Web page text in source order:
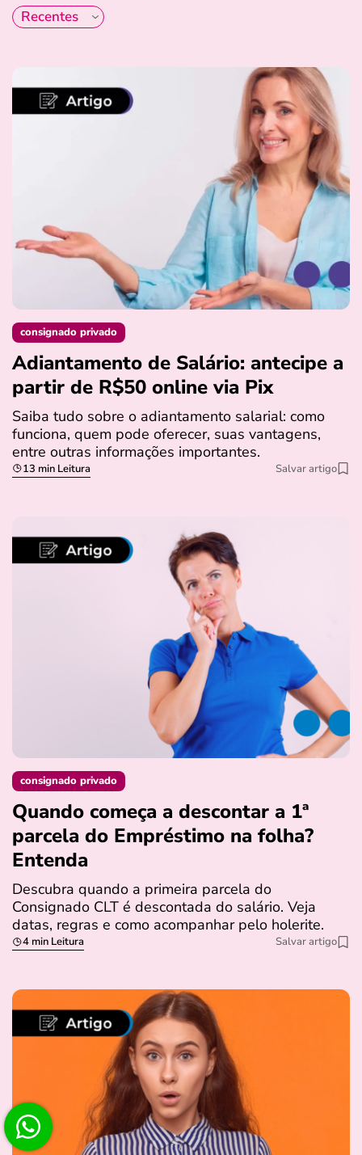
consignado privado
Adiantamento de Salário: antecipe a
partir de R$50 online via Pix
Saiba tudo sobre o adiantamento salarial: como
funciona, quem pode oferecer, suas vantagens,
entre outras informações importantes.
13 min Leitura Salvar artigo
consignado privado
Quando começa a descontar a 1ª
parcela do Empréstimo na folha?
Entenda
Descubra quando a primeira parcela do
Consignado CLT é descontada do salário. Veja
datas, regras e como acompanhar pelo holerite.
4 min Leitura Salvar artigo